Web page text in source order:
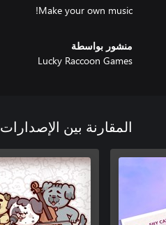
Make your own music!
منشور بواسطة
Lucky Raccoon Games
المقارنة بين الإصدارات